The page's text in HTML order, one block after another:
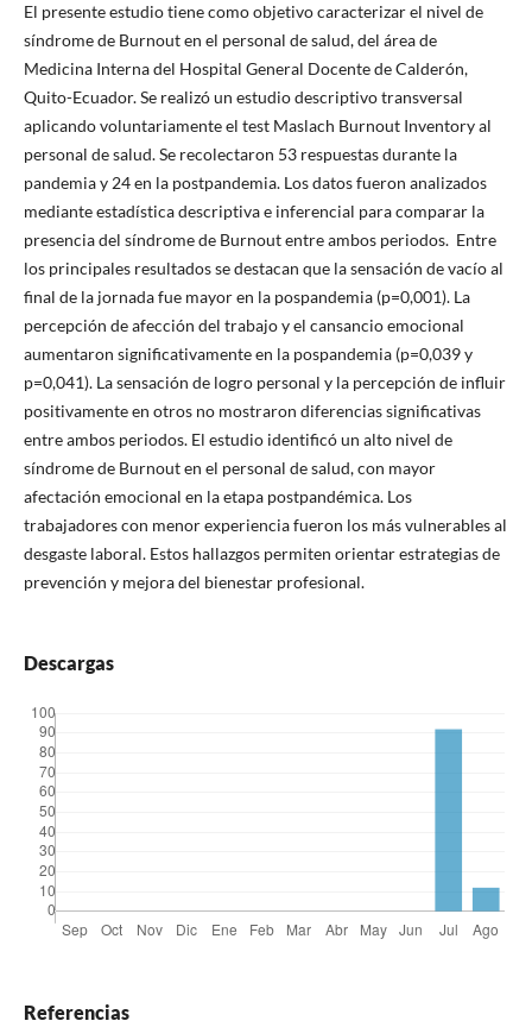
El presente estudio tiene como objetivo caracterizar el nivel de
síndrome de Burnout en el personal de salud, del área de
Medicina Interna del Hospital General Docente de Calderón,
Quito-Ecuador. Se realizó un estudio descriptivo transversal
aplicando voluntariamente el test Maslach Burnout Inventory al
personal de salud. Se recolectaron 53 respuestas durante la
pandemia y 24 en la postpandemia. Los datos fueron analizados
mediante estadística descriptiva e inferencial para comparar la
presencia del síndrome de Burnout entre ambos periodos. Entre
los principales resultados se destacan que la sensación de vacío al
final de la jornada fue mayor en la pospandemia (p=0,001). La
percepción de afección del trabajo y el cansancio emocional
aumentaron significativamente en la pospandemia (p=0,039 y
p=0,041). La sensación de logro personal y la percepción de influir
positivamente en otros no mostraron diferencias significativas
entre ambos periodos. El estudio identificó un alto nivel de
síndrome de Burnout en el personal de salud, con mayor
afectación emocional en la etapa postpandémica. Los
trabajadores con menor experiencia fueron los más vulnerables al
desgaste laboral. Estos hallazgos permiten orientar estrategias de
prevención y mejora del bienestar profesional.
Descargas
Referencias